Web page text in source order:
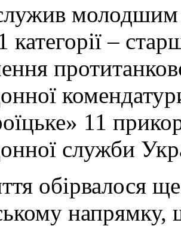
молодшим
категорії –
11
служби
обірвалося
напрямку,